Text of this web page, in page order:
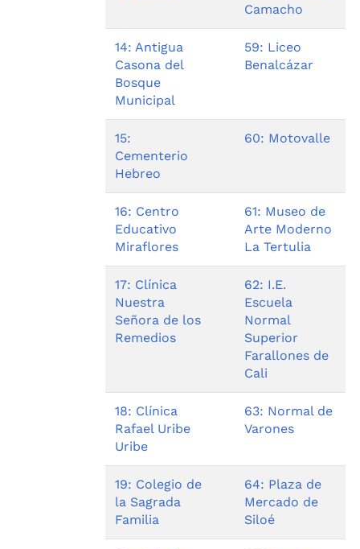
Camacho
14: Antigua
Casona del
Bosque
Municipal
59: Liceo
Benalcázar
15:
Cementerio
Hebreo
60: Motovalle
16: Centro
Educativo
Miraflores
61: Museo de
Arte Moderno
La Tertulia
17: Clínica
Nuestra
Señora de los
Remedios
62: I.E.
Escuela
Normal
Superior
Farallones de
Cali
18: Clínica
Rafael Uribe
Uribe
63: Normal de
Varones
19: Colegio de
la Sagrada
Familia
64: Plaza de
Mercado de
Siloé